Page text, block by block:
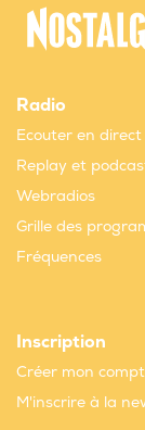
Radio
Ecouter en direct
Replay et
Webradios
Grille des
Fréquences
Inscription
Créer mon
M'inscrire à la